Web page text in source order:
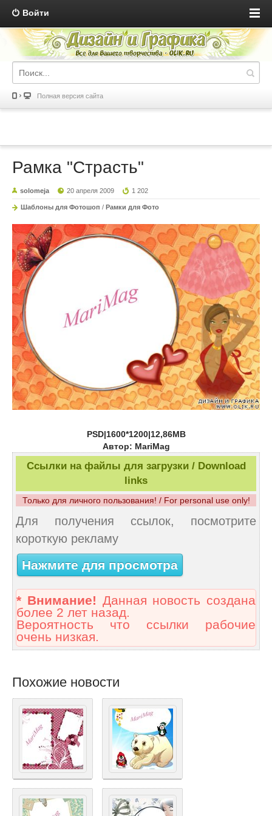
Войти
Полная версия сайта
Рамка "Страсть"
solomeja 20 апреля 2009 1 202
Шаблоны для Фотошоп / Рамки для Фото
PSD|1600*1200|12,86MB
Автор: MariMag
Ссылки на файлы для загрузки / Download
links
Только для личного пользования! / For personal use only!
Для получения ссылок, посмотрите
короткую рекламу
Нажмите для просмотра
* Внимание! Данная новость создана
более 2 лет назад.
Вероятность что ссылки рабочие
очень низкая.
Похожие новости